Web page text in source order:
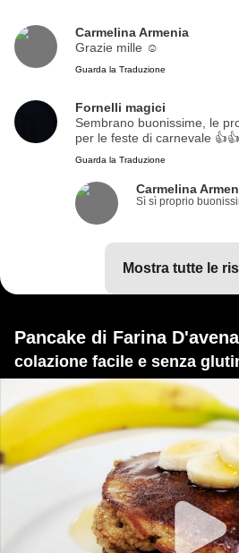
Carmelina Armenia
Grazie mille ☺
Guarda la Traduzione
Fornelli magici
Sembrano buonissime, le
per le feste di carnevale 👍👍
Guarda la Traduzione
Carmelina
Sì sì proprio
mostra tutte le
Pancake di Farina
colazione facile e senza